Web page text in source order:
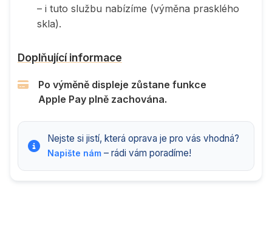
– i tuto službu nabízíme (výměna prasklého
skla).
Doplňující informace
Po výměně displeje zůstane funkce
Apple Pay plně zachována.
Nejste si jistí, která oprava je pro vás vhodná?
Napište nám– rádi vám poradíme!